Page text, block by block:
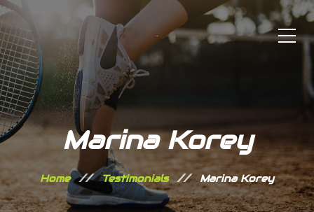
Marina Korey
Home Testimonials Marina Korey